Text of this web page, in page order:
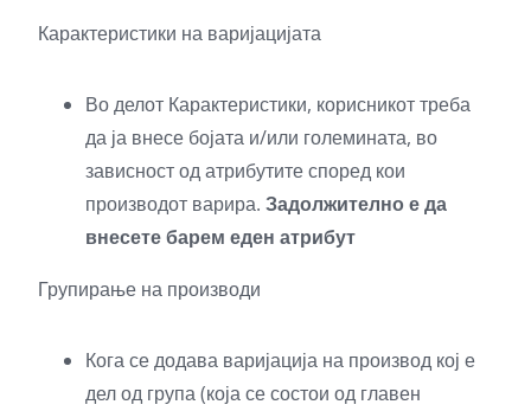
Карактеристики на варијацијата
Во делот Карактеристики, корисникот треба
да ја внесе бојата и/или големината, во
зависност од атрибутите според кои
производот варира. Задолжително е да
внесете барем еден атрибут
Групирање на производи
Кога се додава варијација на производ кој е
дел од група (која се состои од главен